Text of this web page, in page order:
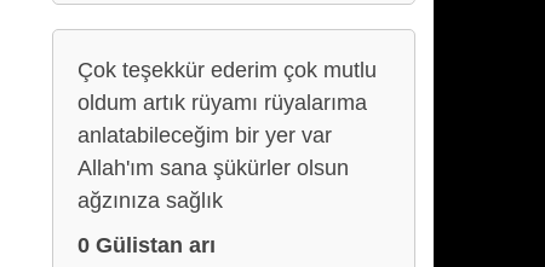
Çok teşekkür ederim çok mutlu
oldum artık rüyamı rüyalarıma
anlatabileceğim bir yer var
Allah'ım sana şükürler olsun
ağzınıza sağlık
0 Gülistan arı